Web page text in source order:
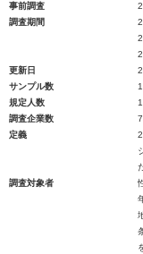
事前調査
調査期間
更新日
サンプル数
規定人数
調査企業数
定義
調査対象者